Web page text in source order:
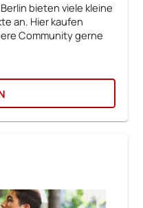
bieten viele kleine
an. Hier kaufen
Community gerne